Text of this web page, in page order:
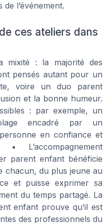
l’événement.
ces ateliers dans
mixité : la majorité des
pensés autant pour un
voire un duo parent
et la bonne humeur.
: par exemple, un
encadré par un
en confiance et
L’accompagnement
parent enfant bénéficie
chacun, du plus jeune au
et puisse exprimer sa
du temps partagé. La
enfant prouve qu’il est
des professionnels du